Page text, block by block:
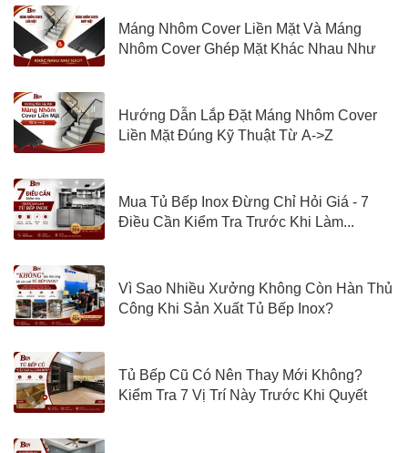
Máng Nhôm Cover Liền Mặt Và Máng
Nhôm Cover Ghép Mặt Khác Nhau Như
Hướng Dẫn Lắp Đặt Máng Nhôm Cover
Liền Mặt Đúng Kỹ Thuật Từ A->Z
Mua Tủ Bếp Inox Đừng Chỉ Hỏi Giá - 7
Điều Cần Kiểm Tra Trước Khi Làm...
Vì Sao Nhiều Xưởng Không Còn Hàn Thủ
Công Khi Sản Xuất Tủ Bếp Inox?
Tủ Bếp Cũ Có Nên Thay Mới Không?
Kiểm Tra 7 Vị Trí Này Trước Khi Quyết